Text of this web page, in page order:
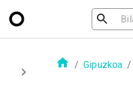
/ Gipuzkoa /